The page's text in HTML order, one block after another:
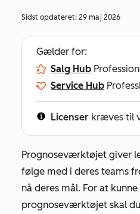
Sidst opdateret: 29 maj 2026
Gælder for:
Salg Hub
Service Hub
Licenser kræves til
Prognoseværktøjet giver
følge med i deres teams
nå deres mål. For at
prognoseværktøjet skal